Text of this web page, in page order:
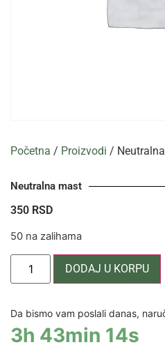
Početna / Proizvodi /
Neutralna mast
350 RSD
50 na zalihama
DODAJ U KORPU
Da bismo vam poslali danas,
3h 43min 14s